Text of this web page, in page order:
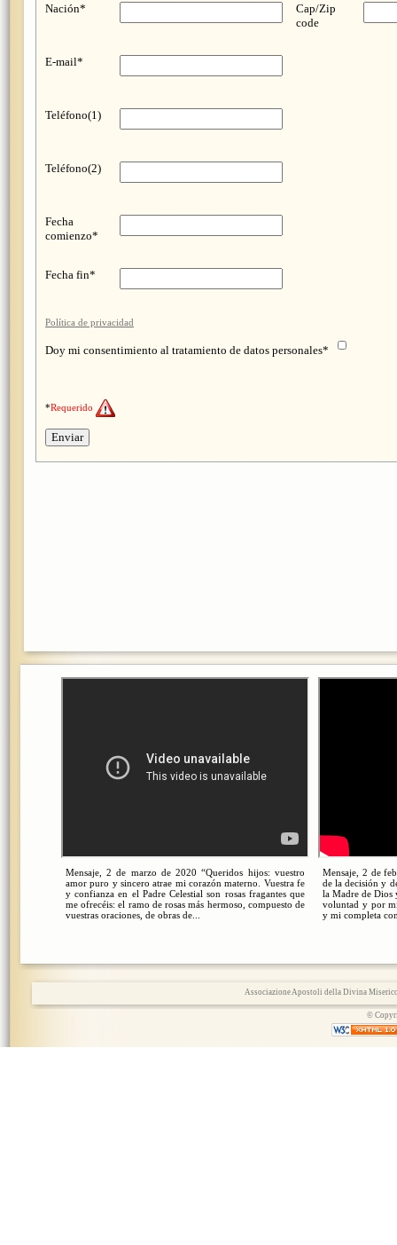
Nación*
Cap/Zip
code
E-mail*
Teléfono(1)
Teléfono(2)
Fecha
comienzo*
Fecha fin*
Política de privacidad
Doy mi consentimiento al tratamiento de datos personales*
*Requerido
Mensaje, 2 de marzo de 2020 “Queridos hijos: vuestro
amor puro y sincero atrae mi corazón materno. Vuestra fe
y confianza en el Padre Celestial son rosas fragantes que
me ofrecéis: el ramo de rosas más hermoso, compuesto de
vuestras oraciones, de obras de...
Mensaje, 2 de
de la decisión y
la Madre de Dios
voluntad y por
y mi completa
Associazione Apostoli della Divina
©